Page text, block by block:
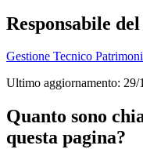
Responsabile
Gestione Tecnico
Ultimo aggiornamento: 29/
Quanto sono
questa pagina?